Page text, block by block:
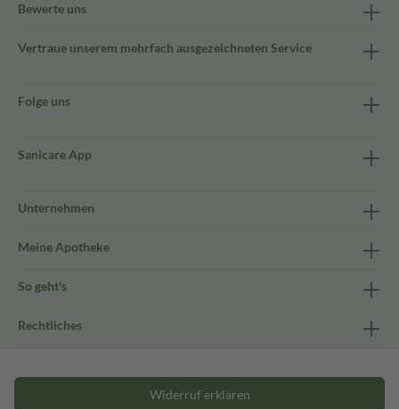
Bewerte uns
Vertraue unserem mehrfach ausgezeichneten Service
Folge uns
Sanicare App
Unternehmen
Meine Apotheke
So geht's
Rechtliches
Widerruf erklären